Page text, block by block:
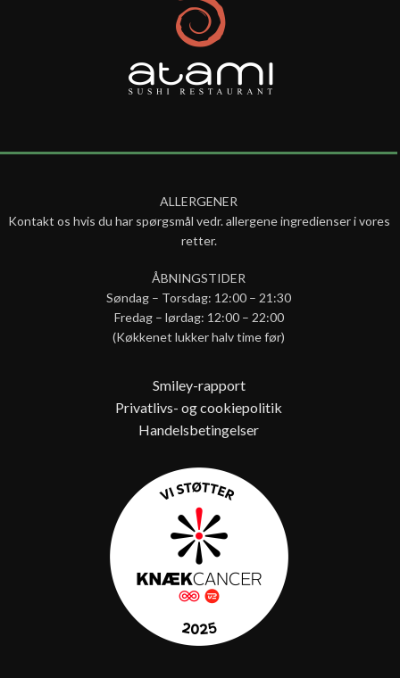
ALLERGENER
Kontakt os hvis du har spørgsmål vedr. allergene ingredienser i vores
retter.
ÅBNINGSTIDER
Søndag – Torsdag: 12:00 – 21:30
Fredag – lørdag: 12:00 – 22:00
(Køkkenet lukker halv time før)
Smiley-rapport
Privatlivs- og cookiepolitik
Handelsbetingelser